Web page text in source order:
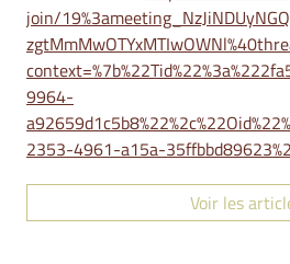
join/
9964-
2353-4961-a15a-
Voir les